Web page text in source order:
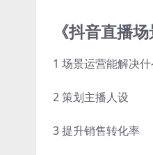
《抖音直播
1 场景运营能解决
2 策划主播人设
3 提升销售转化率